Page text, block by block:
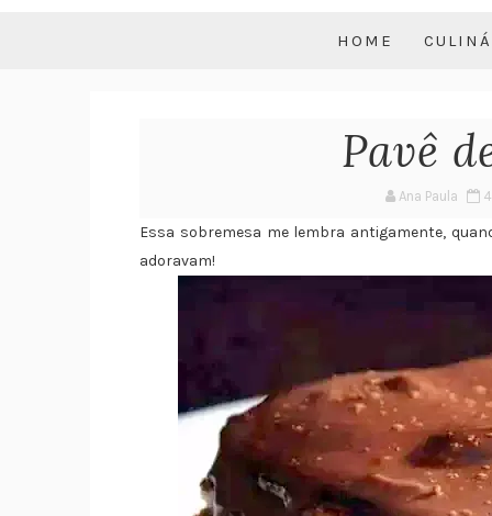
HOME
Pavê
Ana Paula
Essa sobremesa me lembra antigamente,
adoravam!